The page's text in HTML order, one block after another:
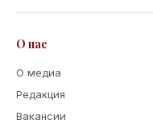
О нас
О медиа
Редакция
Вакансии